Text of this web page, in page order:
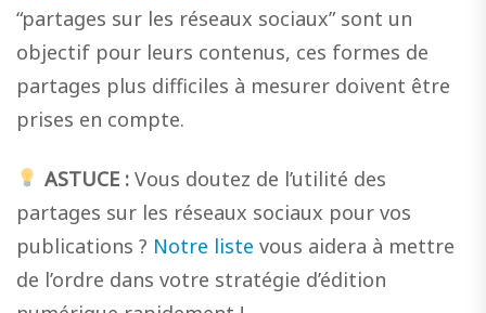
“partages sur les réseaux sociaux” sont un
objectif pour leurs contenus, ces formes de
partages plus difficiles à mesurer doivent être
prises en compte.
ASTUCE :Vous doutez de l’utilité des
partages sur les réseaux sociaux pour vos
publications ? Notre liste vous aidera à mettre
de l’ordre dans votre stratégie d’édition